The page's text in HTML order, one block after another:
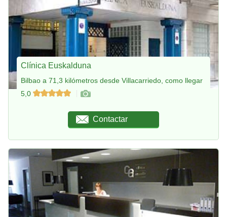
Clínica Euskalduna
Bilbao a 71,3 kilómetros desde Villacarriedo, como llegar
5,0
Contactar